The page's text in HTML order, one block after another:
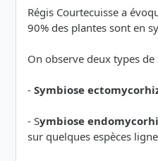
Régis Courtecuisse a
90% des plantes sont en
On observe deux types de
- Symbiose
- Symbiose
sur quelques espèces